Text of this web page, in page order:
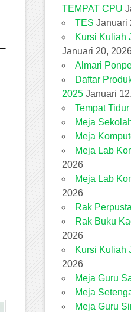
TEMPAT CPU
TES Januari
Kursi Kuliah
Januari 20,
Almari
Daftar
2025 Januari
Tempat
Meja
Meja
Meja Lab
2026
Meja Lab
2026
Rak
Rak Buku
2026
Kursi Kuliah
2026
Meja Guru
Meja
Meja Guru